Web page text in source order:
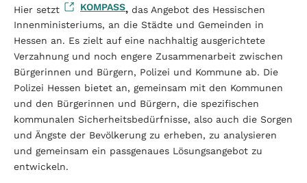
Hier setzt KOMPASS, das Angebot des Hessischen
Innenministeriums, an die Städte und Gemeinden in
Hessen an. Es zielt auf eine nachhaltig ausgerichtete
Verzahnung und noch engere Zusammenarbeit zwischen
Bürgerinnen und Bürgern, Polizei und Kommune ab. Die
Polizei Hessen bietet an, gemeinsam mit den Kommunen
und den Bürgerinnen und Bürgern, die spezifischen
kommunalen Sicherheitsbedürfnisse, also auch die Sorgen
und Ängste der Bevölkerung zu erheben, zu analysieren
und gemeinsam ein passgenaues Lösungsangebot zu
entwickeln.